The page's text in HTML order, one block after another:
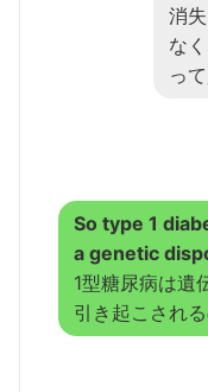
消
な
っ
So type 1
a genetic
1型糖尿病は遺
引き起こされる